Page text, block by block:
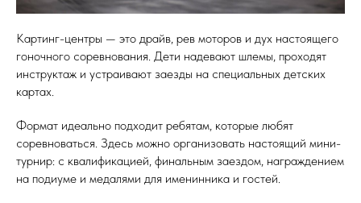
Картинг-центры — это драйв, рев моторов и дух настоящего
гоночного соревнования. Дети надевают шлемы, проходят
инструктаж и устраивают заезды на специальных детских
картах.
Формат идеально подходит ребятам, которые любят
соревноваться. Здесь можно организовать настоящий мини-
турнир: с квалификацией, финальным заездом, награждением
на подиуме и медалями для именинника и гостей.